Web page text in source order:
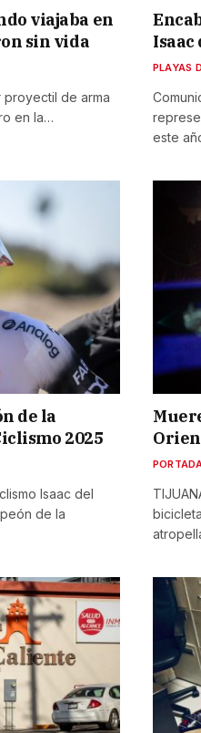
viajaba en
sin vida
proyectil de arma
en la…
Isaac
PLAYAS
este
de la
2025
Isaac del
de la